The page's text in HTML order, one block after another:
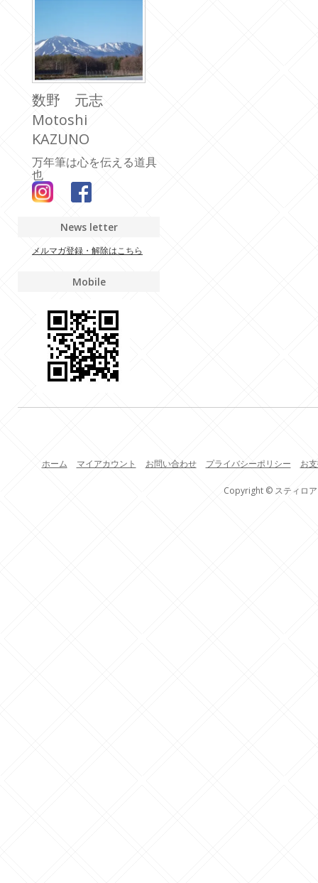
数野 元志
Motoshi
KAZUNO
万年筆は心を伝える道具
也
News letter
メルマガ登録・解除はこちら
Mobile
ホーム マイアカウント お問い合わせ プライバシーポリシー お
Copyright © スティロ